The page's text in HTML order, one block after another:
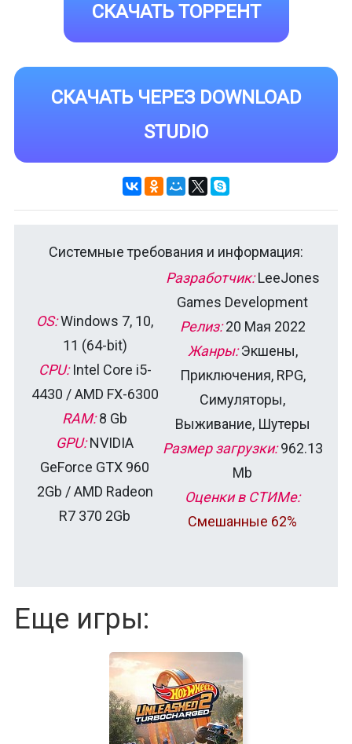
СКАЧАТЬ ТОРРЕНТ
СКАЧАТЬ ЧЕРЕЗ DOWNLOAD
STUDIO
Системные требования и информация:
OS:Windows 7, 10,
11 (64-bit)
CPU:Intel Core i5-
4430 / AMD FX-6300
RAM:8 Gb
GPU:NVIDIA
GeForce GTX 960
2Gb / AMD Radeon
R7 370 2Gb
Разработчик:LeeJones
Games Development
Релиз:20 Мая 2022
Жанры:Экшены,
Приключения, RPG,
Симуляторы,
Выживание, Шутеры
Размер загрузки:962.13
Mb
Оценки в СТИМе:
Смешанные 62%
Еще игры: